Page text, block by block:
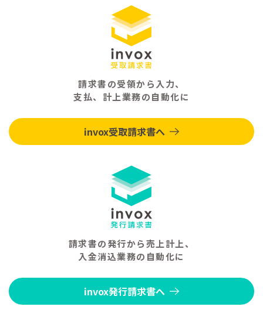
請求書の受領から入力、
支払、計上業務の自動化に
invox受取請求書へ
請求書の発行から売上計上、
入金消込業務の自動化に
invox発行請求書へ